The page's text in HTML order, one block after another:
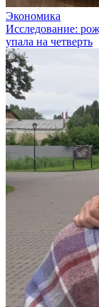
Экономика
Исследование:
упала на четверть